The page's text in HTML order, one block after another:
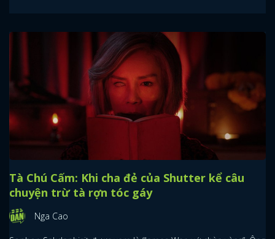
Tà Chú Cấm: Khi cha đẻ của Shutter kể câu
chuyện trừ tà rợn tóc gáy
Nga Cao